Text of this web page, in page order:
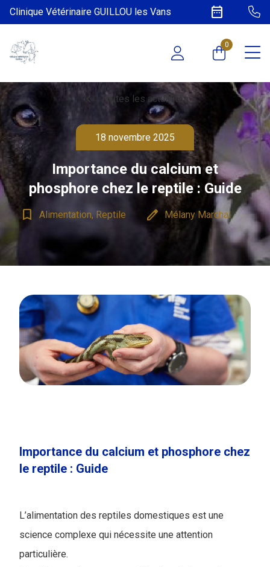
Clinique Vétérinaire GUILLOU les Vans date_range
0
chevron_left Toutes les actualités
18 novembre 2025
Importance du calcium et
phosphore chez le reptile : Guide
bookmark_border
Alimentation, Reptile edit Mélany Marchal
Importance du calcium et phosphore chez
le reptile : Guide
L’alimentation des reptiles domestiques est une
science complexe qui nécessite une attention
particulière.